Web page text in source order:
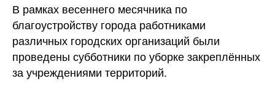
В рамках весеннего месячника по
благоустройству города работниками
различных городских организаций были
проведены субботники по уборке закреплённых
за учреждениями территорий.